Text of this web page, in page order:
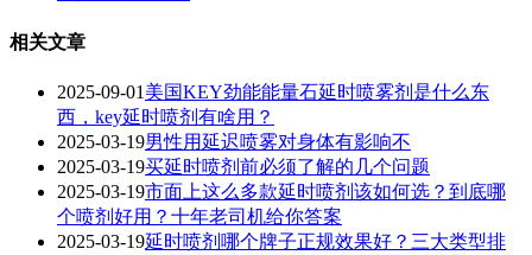
相关文章
2025-09-01 美国KEY劲能能量石延时喷雾剂是什么东
西，key延时喷剂有啥用？
2025-03-19男性用延迟喷雾对身体有影响不
2025-03-19买延时喷剂前必须了解的几个问题
2025-03-19市面上这么多款延时喷剂该如何选？到底哪
个喷剂好用？十年老司机给你答案
2025-03-19延时喷剂哪个牌子正规效果好？三大类型排